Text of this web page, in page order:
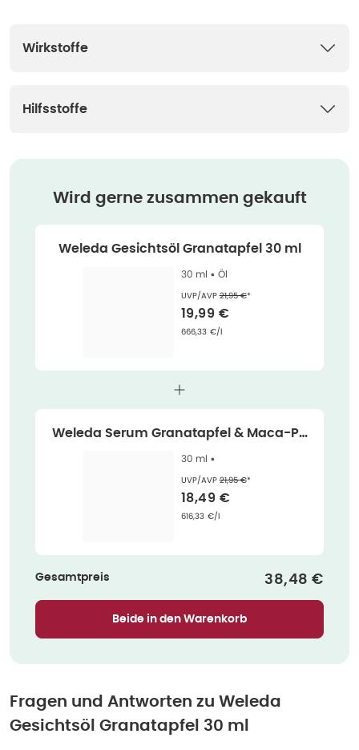
Wirkstoffe
Hilfsstoffe
Wird gerne zusammen gekauft
Weleda Gesichtsöl Granatapfel 30 ml
30 ml • Öl
UVP/AVPEhemaliger Preis (U V P)
21,95 €*
Verkaufspreis
19,99 €
Grundpreis
666,33 €/l
Weleda Serum Granatapfel & Maca-Pe
ptide 30 ml
30 ml •
UVP/AVPEhemaliger Preis (U V P)
21,95 €*
Verkaufspreis
18,49 €
Grundpreis
616,33 €/l
Gesamtpreis 38,48 €
Beide in den Warenkorb
Fragen und Antworten zu Weleda
Gesichtsöl Granatapfel 30 ml